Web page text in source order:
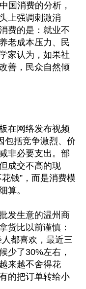
国消费的分析，
上强调刺激消
费的是：就业不
老成本压力、民
家认为，如果社
善，民众自然倾
在网络发布视频
包括竞争激烈、价
非必要支出。部
成交不高的现
钱”，而是消费模
算。
发生意的温州商
货比以前谨慎：
都喜欢，最近三
少了30%左右，
来越不舍得花
的把订单转给小